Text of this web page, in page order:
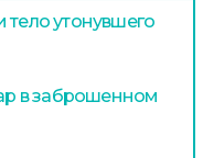
тело утонувшего
в заброшенном